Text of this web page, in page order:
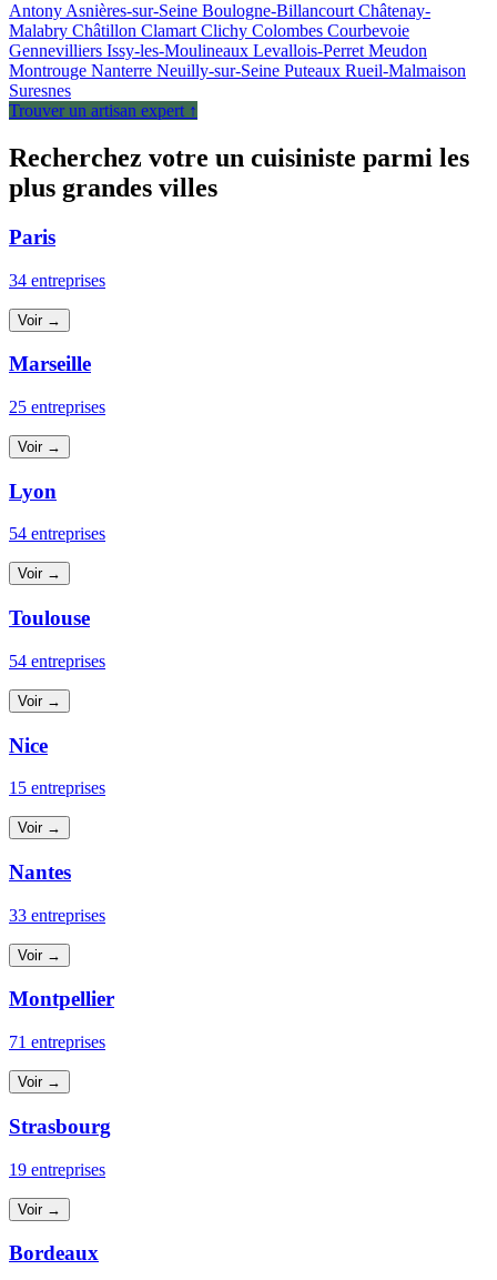
Antony Asnières-sur-Seine Boulogne-Billancourt Châtenay-
Malabry Châtillon Clamart Clichy Colombes Courbevoie
Gennevilliers Issy-les-Moulineaux Levallois-Perret Meudon
Montrouge Nanterre Neuilly-sur-Seine Puteaux Rueil-Malmaison
Suresnes
Trouver un artisan expert ↑
Recherchez votre un cuisiniste parmi les
plus grandes villes
Paris
34 entreprises
Voir →
Marseille
25 entreprises
Voir →
Lyon
54 entreprises
Voir →
Toulouse
54 entreprises
Voir →
Nice
15 entreprises
Voir →
Nantes
33 entreprises
Voir →
Montpellier
71 entreprises
Voir →
Strasbourg
19 entreprises
Voir →
Bordeaux